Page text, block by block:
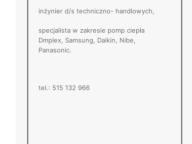
inżynier d/s techniczno- handlowych,
specjalista w zakresie pomp ciepła
Dmplex, Samsung, Daikin, Nibe,
Panasonic.
tel.: 515 132 966